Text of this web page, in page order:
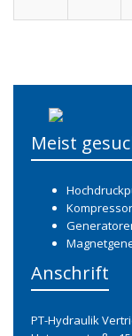
Meist
Anschrift
PT-Hydraulik